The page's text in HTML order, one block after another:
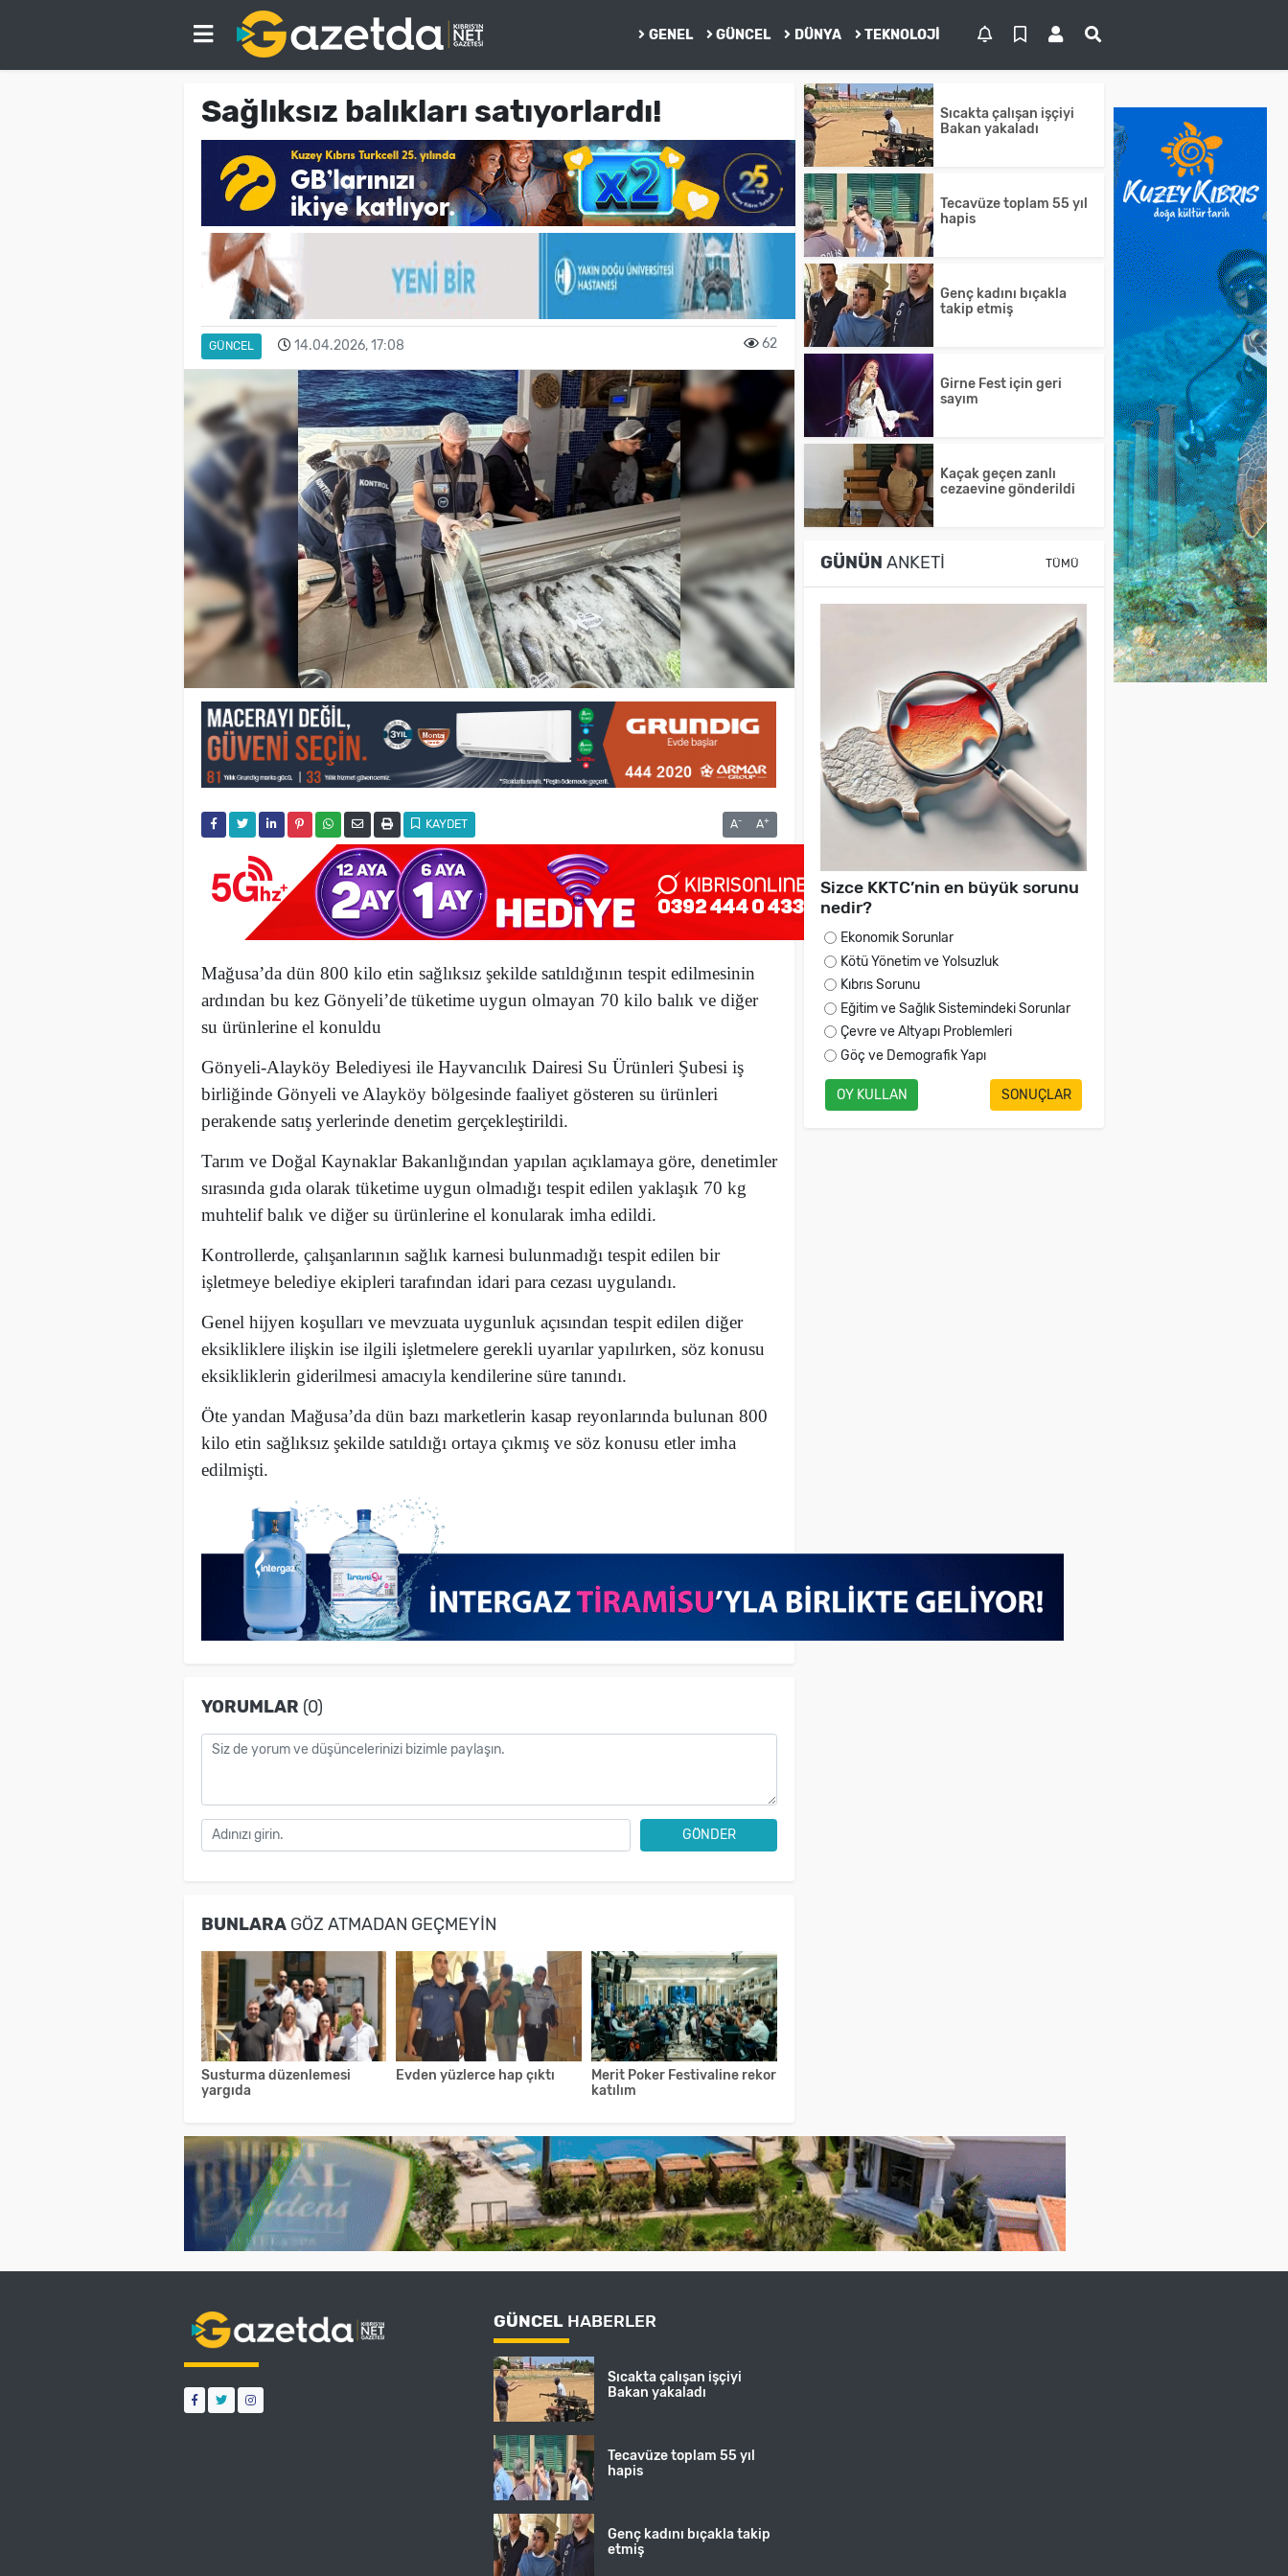
GENEL GÜNCEL DÜNYA TEKNOLOJI
Sağlıksız balıkları satıyorlardı!
GÜNCEL 14.04.2026, 17:08 62
KAYDET A- A+
Mağusa’da dün 800 kilo etin sağlıksız şekilde satıldığının tespit edilmesinin
ardından bu kez Gönyeli’de tüketime uygun olmayan 70 kilo balık ve diğer
su ürünlerine el konuldu
Gönyeli-Alayköy Belediyesi ile Hayvancılık Dairesi Su Ürünleri Şubesi iş
birliğinde Gönyeli ve Alayköy bölgesinde faaliyet gösteren su ürünleri
perakende satış yerlerinde denetim gerçekleştirildi.
Tarım ve Doğal Kaynaklar Bakanlığından yapılan açıklamaya göre, denetimler
sırasında gıda olarak tüketime uygun olmadığı tespit edilen yaklaşık 70 kg
muhtelif balık ve diğer su ürünlerine el konularak imha edildi.
Kontrollerde, çalışanlarının sağlık karnesi bulunmadığı tespit edilen bir
işletmeye belediye ekipleri tarafından idari para cezası uygulandı.
Genel hijyen koşulları ve mevzuata uygunluk açısından tespit edilen diğer
eksikliklere ilişkin ise ilgili işletmelere gerekli uyarılar yapılırken, söz konusu
eksikliklerin giderilmesi amacıyla kendilerine süre tanındı.
Öte yandan Mağusa’da dün bazı marketlerin kasap reyonlarında bulunan 800
kilo etin sağlıksız şekilde satıldığı ortaya çıkmış ve söz konusu etler imha
edilmişti.
YORUMLAR (0)
GÖNDER
BUNLARAGÖZ ATMADAN GEÇMEYIN
Susturma düzenlemesi
yargıda
Evden yüzlerce hap çıktı
Merit Poker Festivaline rekor
katılım
Sıcakta çalışan işçiyi
Bakan yakaladı
Tecavüze toplam 55 yıl
hapis
Genç kadını bıçakla
takip etmiş
Girne Fest için geri
sayım
Kaçak geçen zanlı
cezaevine gönderildi
GÜNÜN ANKETI TÜMÜ
Sizce KKTC’nin en büyük sorunu
nedir?
Ekonomik Sorunlar
Kötü Yönetim ve Yolsuzluk
Kıbrıs Sorunu
Eğitim ve Sağlık Sistemindeki Sorunlar
Çevre ve Altyapı Problemleri
Göç ve Demografik Yapı
OY KULLAN SONUÇLAR
GÜNCEL HABERLER
Sıcakta çalışan işçiyi
Bakan yakaladı
Tecavüze toplam 55 yıl
hapis
Genç kadını bıçakla takip
etmiş